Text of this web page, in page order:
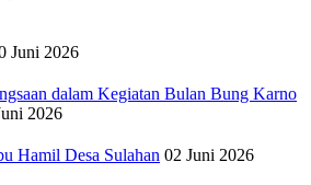
Juni 2026
dalam Kegiatan Bulan Bung Karno
2026
Hamil Desa Sulahan 02 Juni 2026